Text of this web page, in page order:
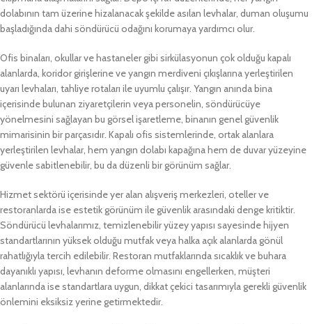
dolabının tam üzerine hizalanacak şekilde asılan levhalar, duman oluşumu
başladığında dahi söndürücü odağını korumaya yardımcı olur.
Ofis binaları, okullar ve hastaneler gibi sirkülasyonun çok olduğu kapalı
alanlarda, koridor girişlerine ve yangın merdiveni çıkışlarına yerleştirilen
uyarı levhaları, tahliye rotaları ile uyumlu çalışır. Yangın anında bina
içerisinde bulunan ziyaretçilerin veya personelin, söndürücüye
yönelmesini sağlayan bu görsel işaretleme, binanın genel güvenlik
mimarisinin bir parçasıdır. Kapalı ofis sistemlerinde, ortak alanlara
yerleştirilen levhalar, hem yangın dolabı kapağına hem de duvar yüzeyine
güvenle sabitlenebilir, bu da düzenli bir görünüm sağlar.
Hizmet sektörü içerisinde yer alan alışveriş merkezleri, oteller ve
restoranlarda ise estetik görünüm ile güvenlik arasındaki denge kritiktir.
Söndürücü levhalarımız, temizlenebilir yüzey yapısı sayesinde hijyen
standartlarının yüksek olduğu mutfak veya halka açık alanlarda gönül
rahatlığıyla tercih edilebilir. Restoran mutfaklarında sıcaklık ve buhara
dayanıklı yapısı, levhanın deforme olmasını engellerken, müşteri
alanlarında ise standartlara uygun, dikkat çekici tasarımıyla gerekli güvenlik
önlemini eksiksiz yerine getirmektedir.